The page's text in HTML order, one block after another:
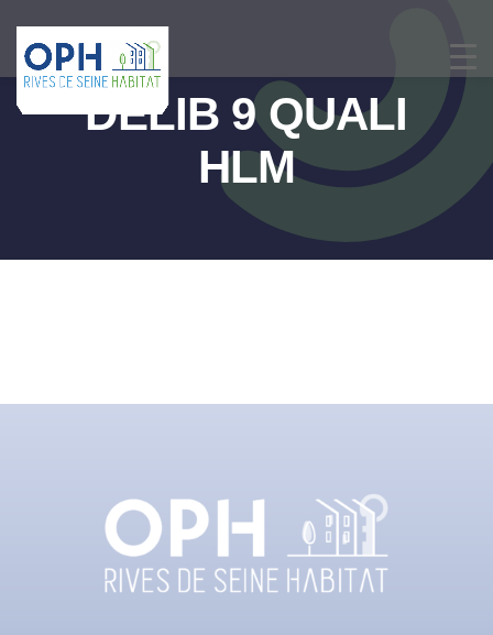
contenu
DELIB 9 QUALI
HLM